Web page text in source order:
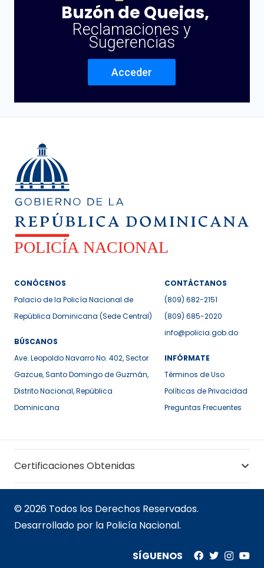
Buzón de Quejas,
Reclamaciones y
Sugerencias
Acceder
CONÓCENOS
Palacio de la Policía Nacional de
República Dominicana (Sede Central)
BÚSCANOS
Ave. Leopoldo Navarro No. 402, Sector
Gazcue, Santo Domingo de Guzmán,
Distrito Nacional, República
Dominicana
CONTÁCTANOS
(809) 682-2151
(809) 685-2020
info@policia.gob.do
INFÓRMATE
Términos de Uso
Políticas de Privacidad
Preguntas Frecuentes
Certificaciones Obtenidas
© 2026 Todos los Derechos Reservados.
Desarrollado por la Policía Nacional.
SÍGUENOS